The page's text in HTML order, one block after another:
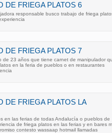
DE FRIEGA PLATOS 6
responsable busco trabajo de friega
DE FRIEGA PLATOS 7
de 23 años que tiene carnet de manipulador
en la feria de pueblos o en restaurantes
DE FRIEGA PLATOS LA
en las ferias de todas Andalucía o pueblos de
de friega platos en las ferias y en bares
contesto wassaap hotmail llamadas